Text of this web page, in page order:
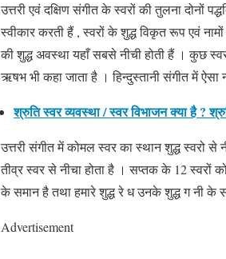
उत्तरी एवं दक्षिण संगीत के स्वरों की तुलना
स्वीकार करती हैं , स्वरों के शुद्ध विकृत रूप एवं
की शुद्ध अवस्था यहाँ सबसे नीची होती हैं । कुछ
ऋषभ भी कहा जाता है । हिन्दुस्तानी संगीत में ऐसा
श्रुति स्वर व्यवस्था / स्वर विभाजन क्या है ?
उत्तरी संगीत में कोमल स्वर का स्थान शुद्ध स्वरो से
तीव्र स्वर से नीचा होता है । सप्तक के 12 स्वरों
के समान है तथा हमारे शुद्ध रे ध उनके शुद्ध ग नी
Advertisement